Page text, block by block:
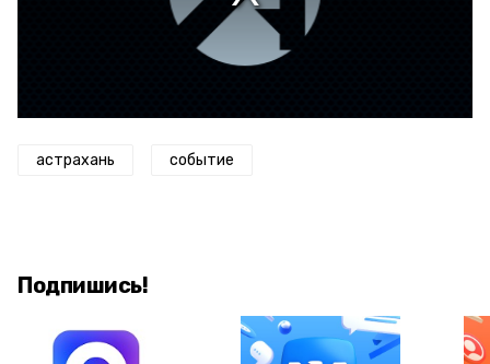
астрахань событие
Подпишись!